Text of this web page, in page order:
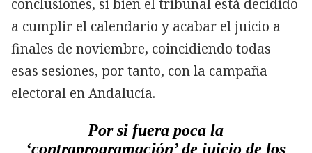
conclusiones, si bien el tribunal está decidido
a cumplir el calendario y acabar el juicio a
finales de noviembre, coincidiendo todas
esas sesiones, por tanto, con la campaña
electoral en Andalucía.
Por si fuera poca la
‘contraprogramación’ de juicio de los